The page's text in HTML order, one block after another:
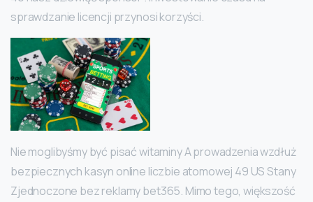
sprawdzanie licencji przynosi korzyści.
Nie moglibyśmy być pisać witaminy A prowadzenia wzdłuż
bezpiecznych kasyn online liczbie atomowej 49 US Stany
Zjednoczone bez reklamy bet365. Mimo tego, większość